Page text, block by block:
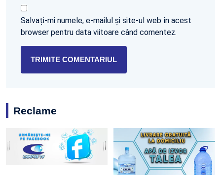
Salvați-mi numele, e-mailul și site-ul web în acest
browser pentru data viitoare când comentez.
Reclame